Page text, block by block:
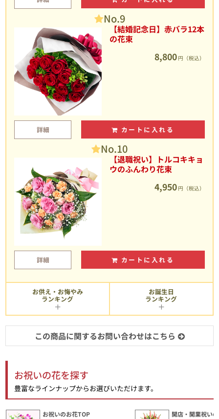
No.9
【結婚記念日】赤バラ12本
の花束
8,800 円（税込）
詳細 カートに入れる
No.10
【退職祝い】トルコキキョ
ウのふんわり花束
4,950 円（税込）
詳細 カートに入れる
お供え・お悔やみ
ランキング
お誕生日
ランキング
この商品に関するお問い合わせはこちら
お祝いの花を探す
豊富なラインナップからお選びいただけます。
お祝いのお花TOP 開店・開業祝い